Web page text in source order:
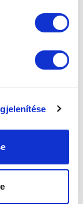
II